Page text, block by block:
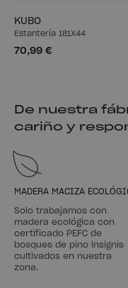
KUBO
Estantería 181X44
70,99 €
De nuestra
cariño y
MADERA MACIZA
Solo trabajamos con
madera ecológica con
certificado PEFC de
bosques de pino insignis
cultivados en nuestra
zona.